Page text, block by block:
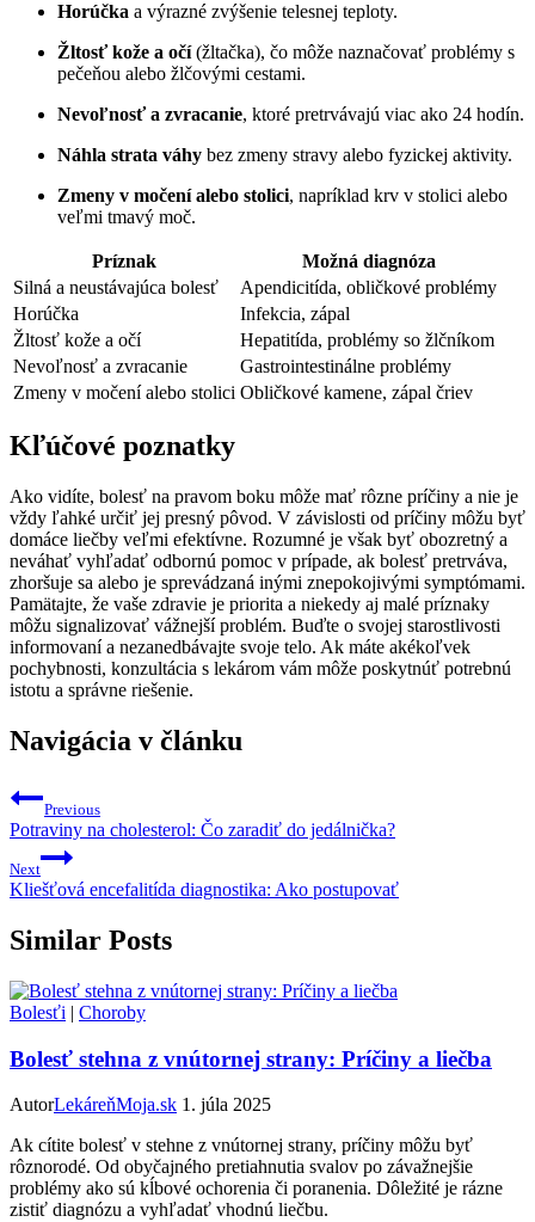
Horúčka a výrazné zvýšenie telesnej teploty.
Žltosť kože a očí(žltačka), čo môže naznačovať problémy s
pečeňou alebo žlčovými cestami.
Nevoľnosť a zvracanie, ktoré pretrvávajú viac ako 24 hodín.
Náhla strata váhy bez zmeny stravy alebo fyzickej aktivity.
Zmeny v močení alebo stolici, napríklad krv v stolici alebo
veľmi tmavý moč.
Príznak
Možná diagnóza
Silná a neustávajúca bolesť
Apendicitída, obličkové problémy
Horúčka
Infekcia, zápal
Žltosť kože a očí
Hepatitída, problémy so žlčníkom
Nevoľnosť a zvracanie
Gastrointestinálne problémy
Zmeny v močení alebo stolici Obličkové kamene, zápal čriev
Kľúčové poznatky
Ako vidíte, bolesť na pravom boku môže mať rôzne príčiny a nie je
vždy ľahké určiť jej presný pôvod. V závislosti od príčiny môžu byť
domáce liečby veľmi efektívne. Rozumné je však byť obozretný a
neváhať vyhľadať odbornú pomoc v prípade, ak bolesť pretrváva,
zhoršuje sa alebo je sprevádzaná inými znepokojivými symptómami.
Pamätajte, že vaše zdravie je priorita a niekedy aj malé príznaky
môžu signalizovať vážnejší problém. Buďte o svojej starostlivosti
informovaní a nezanedbávajte svoje telo. Ak máte akékoľvek
pochybnosti, konzultácia s lekárom vám môže poskytnúť potrebnú
istotu a správne riešenie.
Navigácia v článku
Previous
Potraviny na cholesterol: Čo zaradiť do jedálnička?
Next
Kliešťová encefalitída diagnostika: Ako postupovať
Similar Posts
Bolesťi | Choroby
Bolesť stehna z vnútornej strany: Príčiny a liečba
AutorLekáreňMoja.sk 1. júla 2025
Ak cítite bolesť v stehne z vnútornej strany, príčiny môžu byť
rôznorodé. Od obyčajného pretiahnutia svalov po závažnejšie
problémy ako sú kĺbové ochorenia či poranenia. Dôležité je rázne
zistiť diagnózu a vyhľadať vhodnú liečbu.